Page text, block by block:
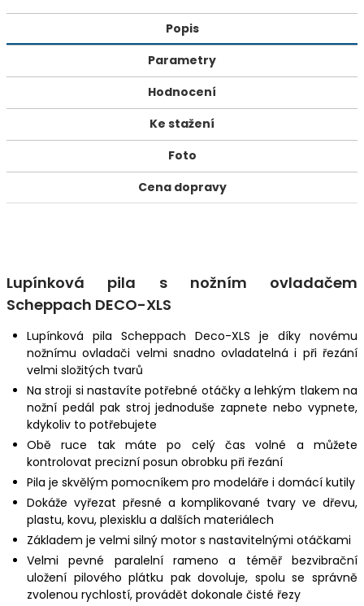
Popis
Parametry
Hodnocení
Ke stažení
Foto
Cena dopravy
Lupínková pila s nožním ovladačem
Scheppach DECO-XLS
Lupínková pila Scheppach Deco-XLS je díky novému
nožnímu ovladači velmi snadno ovladatelná i při řezání
velmi složitých tvarů
Na stroji si nastavíte potřebné otáčky a lehkým tlakem na
nožní pedál pak stroj jednoduše zapnete nebo vypnete,
kdykoliv to potřebujete
Obě ruce tak máte po celý čas volné a můžete
kontrolovat precizní posun obrobku při řezání
Pila je skvělým pomocníkem pro modeláře i domácí kutily
Dokáže vyřezat přesné a komplikované tvary ve dřevu,
plastu, kovu, plexisklu a dalších materiálech
Základem je velmi silný motor s nastavitelnými otáčkami
Velmi pevné paralelní rameno a téměř bezvibrační
uložení pilového plátku pak dovoluje, spolu se správně
zvolenou rychlostí, provádět dokonale čisté řezy